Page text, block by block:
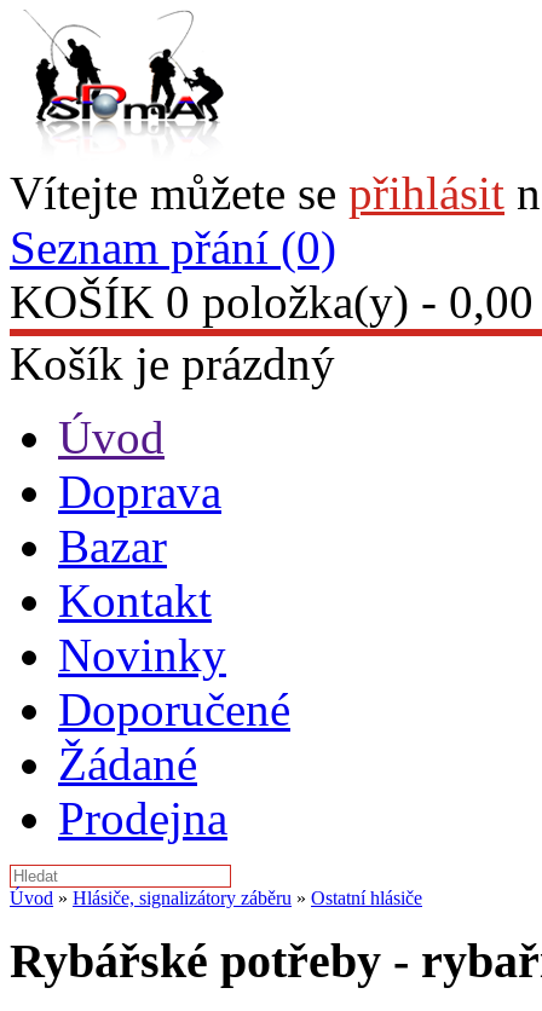
Vítejte můžete se přihlásit
Seznam přání (0)
KOŠÍK 0 položka(y) -
Košík je prázdný
Úvod
Doprava
Bazar
Kontakt
Novinky
Doporučené
Žádané
Prodejna
Úvod » Hlásiče, signalizátory záběru » Ostatní hlásiče
Rybářské potřeby -